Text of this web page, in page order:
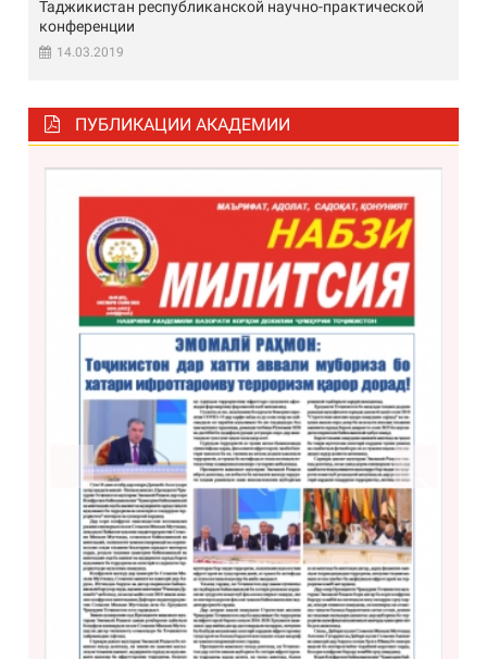
Таджикистан республиканской научно-практической
конференции
14.03.2019
ПУБЛИКАЦИИ АКАДЕМИИ
Previous Next